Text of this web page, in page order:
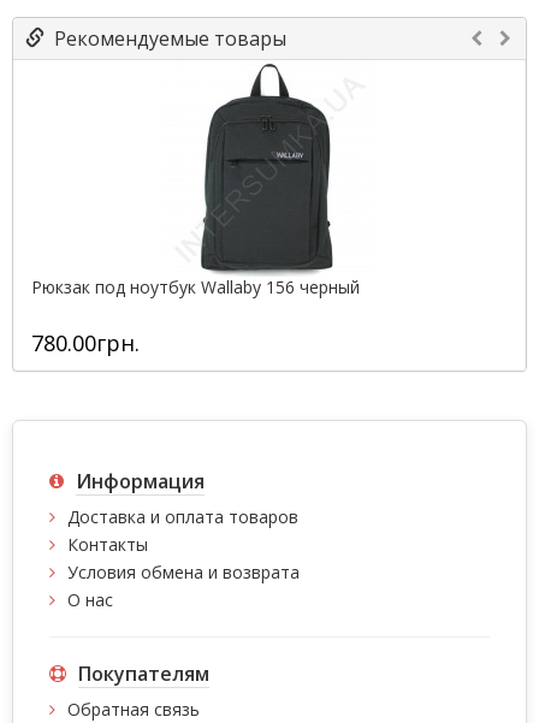
Рекомендуемые товары
Рюкзак под ноутбук Wallaby 156 черный
780.00грн.
Информация
Доставка и оплата товаров
Контакты
Условия обмена и возврата
О нас
Покупателям
Обратная связь